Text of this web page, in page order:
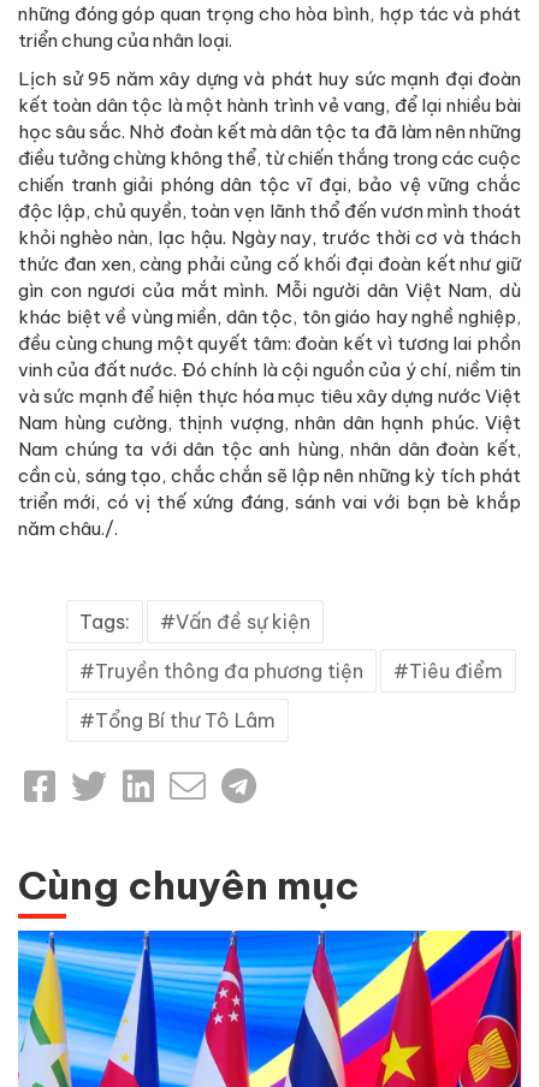
những đóng góp quan trọng cho hòa bình, hợp tác và phát
triển chung của nhân loại.
Lịch sử 95 năm xây dựng và phát huy sức mạnh đại đoàn
kết toàn dân tộc là một hành trình vẻ vang, để lại nhiều bài
học sâu sắc. Nhờ đoàn kết mà dân tộc ta đã làm nên những
điều tưởng chừng không thể, từ chiến thắng trong các cuộc
chiến tranh giải phóng dân tộc vĩ đại, bảo vệ vững chắc
độc lập, chủ quyền, toàn vẹn lãnh thổ đến vươn mình thoát
khỏi nghèo nàn, lạc hậu. Ngày nay, trước thời cơ và thách
thức đan xen, càng phải củng cố khối đại đoàn kết như giữ
gìn con ngươi của mắt mình. Mỗi người dân Việt Nam, dù
khác biệt về vùng miền, dân tộc, tôn giáo hay nghề nghiệp,
đều cùng chung một quyết tâm: đoàn kết vì tương lai phồn
vinh của đất nước. Đó chính là cội nguồn của ý chí, niềm tin
và sức mạnh để hiện thực hóa mục tiêu xây dựng nước Việt
Nam hùng cường, thịnh vượng, nhân dân hạnh phúc. Việt
Nam chúng ta với dân tộc anh hùng, nhân dân đoàn kết,
cần cù, sáng tạo, chắc chắn sẽ lập nên những kỳ tích phát
triển mới, có vị thế xứng đáng, sánh vai với bạn bè khắp
năm châu./.
Tags: Vấn đề sự kiện
Truyền thông đa phương tiện Tiêu điểm
Tổng Bí thư Tô Lâm
Cùng chuyên mục